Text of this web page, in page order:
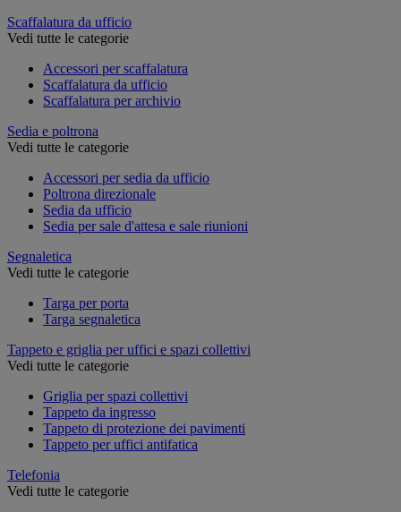
Scaffalatura da ufficio
Vedi tutte le categorie
Accessori per scaffalatura
Scaffalatura da ufficio
Scaffalatura per archivio
Sedia e poltrona
Vedi tutte le categorie
Accessori per sedia da ufficio
Poltrona direzionale
Sedia da ufficio
Sedia per sale d'attesa e sale riunioni
Segnaletica
Vedi tutte le categorie
Targa per porta
Targa segnaletica
Tappeto e griglia per uffici e spazi collettivi
Vedi tutte le categorie
Griglia per spazi collettivi
Tappeto da ingresso
Tappeto di protezione dei pavimenti
Tappeto per uffici antifatica
Telefonia
Vedi tutte le categorie